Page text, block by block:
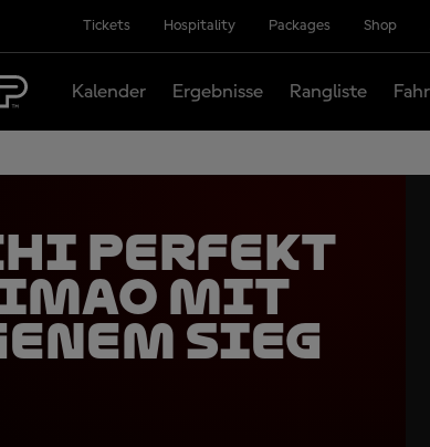
Tickets Hospitality Packages Shop
Kalender Ergebnisse Rangliste
perfekt
mit
Sieg